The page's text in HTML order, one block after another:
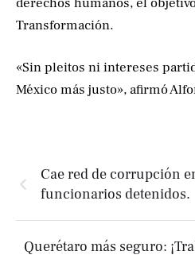
Transformación.
«Sin pleitos ni intereses
México más justo», afirmó
Cae red de corrupción
funcionarios detenidos.
Querétaro más seguro: